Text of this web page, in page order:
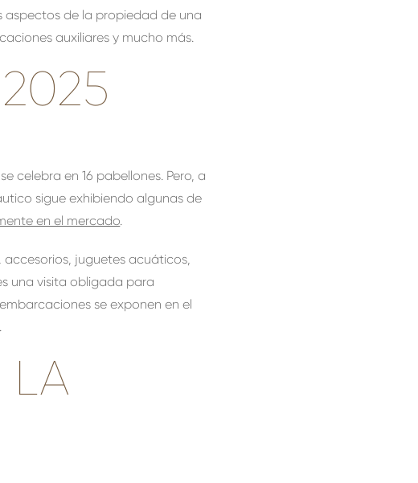
de la propiedad de una
auxiliares y mucho más.
celebra en 16 pabellones. Pero, a
sigue exhibiendo algunas de
en el mercado.
juguetes acuáticos,
una visita obligada para
se exponen en el
LA